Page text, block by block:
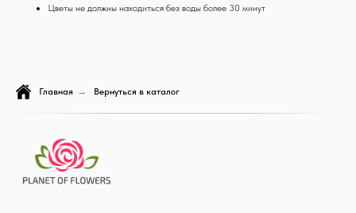
Цветы не должны находиться без воды более 30 минут
Главная → Вернуться в каталог